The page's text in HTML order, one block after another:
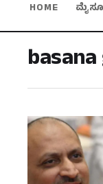
HOME